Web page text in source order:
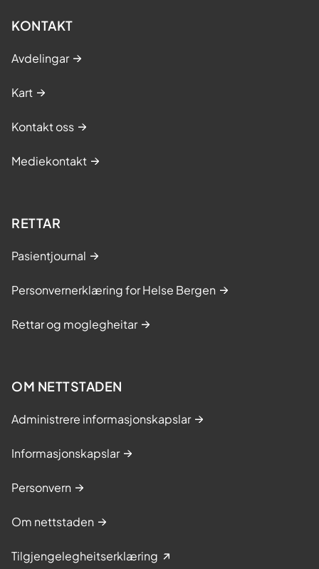
KONTAKT
Avdelingar
Kart
Kontakt oss
Mediekontakt
RETTAR
Pasientjournal
Personvernerklæring for Helse Bergen
Rettar og moglegheitar
OM NETTSTADEN
Administrere informasjonskapslar
Informasjonskapslar
Personvern
Om nettstaden
Tilgjengelegheitserklæring